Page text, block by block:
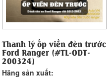
Thanh lý ốp viền đèn trước
Ford Ranger (#TL-ODT-
200324)
Hãng sản xuất: